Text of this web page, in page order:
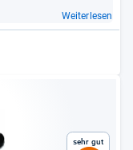
Weiterlesen
Sehr gut